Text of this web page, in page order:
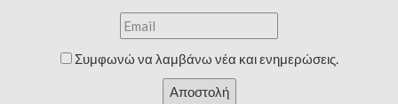
Συμφωνώ να λαμβάνω νέα και ενημερώσεις.
Αποστολή